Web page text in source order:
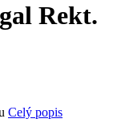
Rekt.
Celý popis